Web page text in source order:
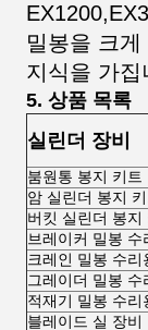
밀봉을 크
지식을 가집
5. 상품 목록
실린더 장비
붐원통 봉지 키트
암 실린더 봉지 키
버킷 실린더 봉지
브레이커 밀봉 수
크레인 밀봉 수리
그레이더 밀봉 수
적재기 밀봉 수리
블레이드 실 장비